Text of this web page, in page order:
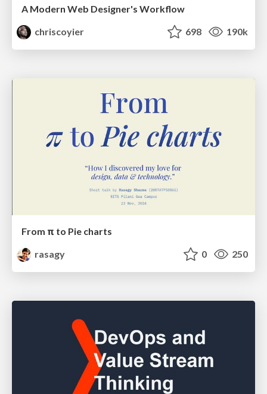
A Modern Web Designer's Workflow
chriscoyier
698 190k
From π to Pie charts
rasagy
0 250